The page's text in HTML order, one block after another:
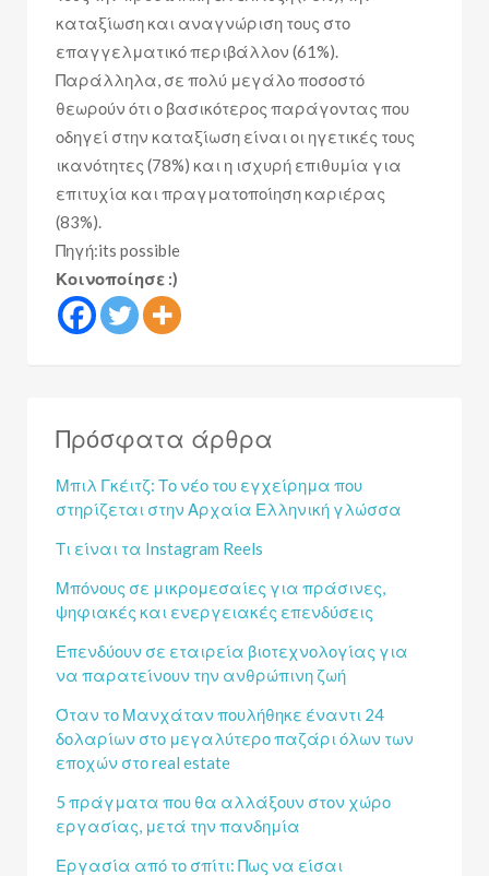
καταξίωση και αναγνώριση τους στο
επαγγελματικό περιβάλλον (61%).
Παράλληλα, σε πολύ μεγάλο ποσοστό
θεωρούν ότι ο βασικότερος παράγοντας που
οδηγεί στην καταξίωση είναι οι ηγετικές τους
ικανότητες (78%) και η ισχυρή επιθυμία για
επιτυχία και πραγματοποίηση καριέρας
(83%).
Πηγή:its possible
Κοινοποίησε :)
Πρόσφατα άρθρα
Μπιλ Γκέιτζ: Το νέο του εγχείρημα που
στηρίζεται στην Αρχαία Ελληνική γλώσσα
Τι είναι τα Instagram Reels
Μπόνους σε μικρομεσαίες για πράσινες,
ψηφιακές και ενεργειακές επενδύσεις
Επενδύουν σε εταιρεία βιοτεχνολογίας για
να παρατείνουν την ανθρώπινη ζωή
Όταν το Μανχάταν πουλήθηκε έναντι 24
δολαρίων στο μεγαλύτερο παζάρι όλων των
εποχών στο real estate
5 πράγματα που θα αλλάξουν στον χώρο
εργασίας, μετά την πανδημία
Εργασία από το σπίτι: Πως να είσαι